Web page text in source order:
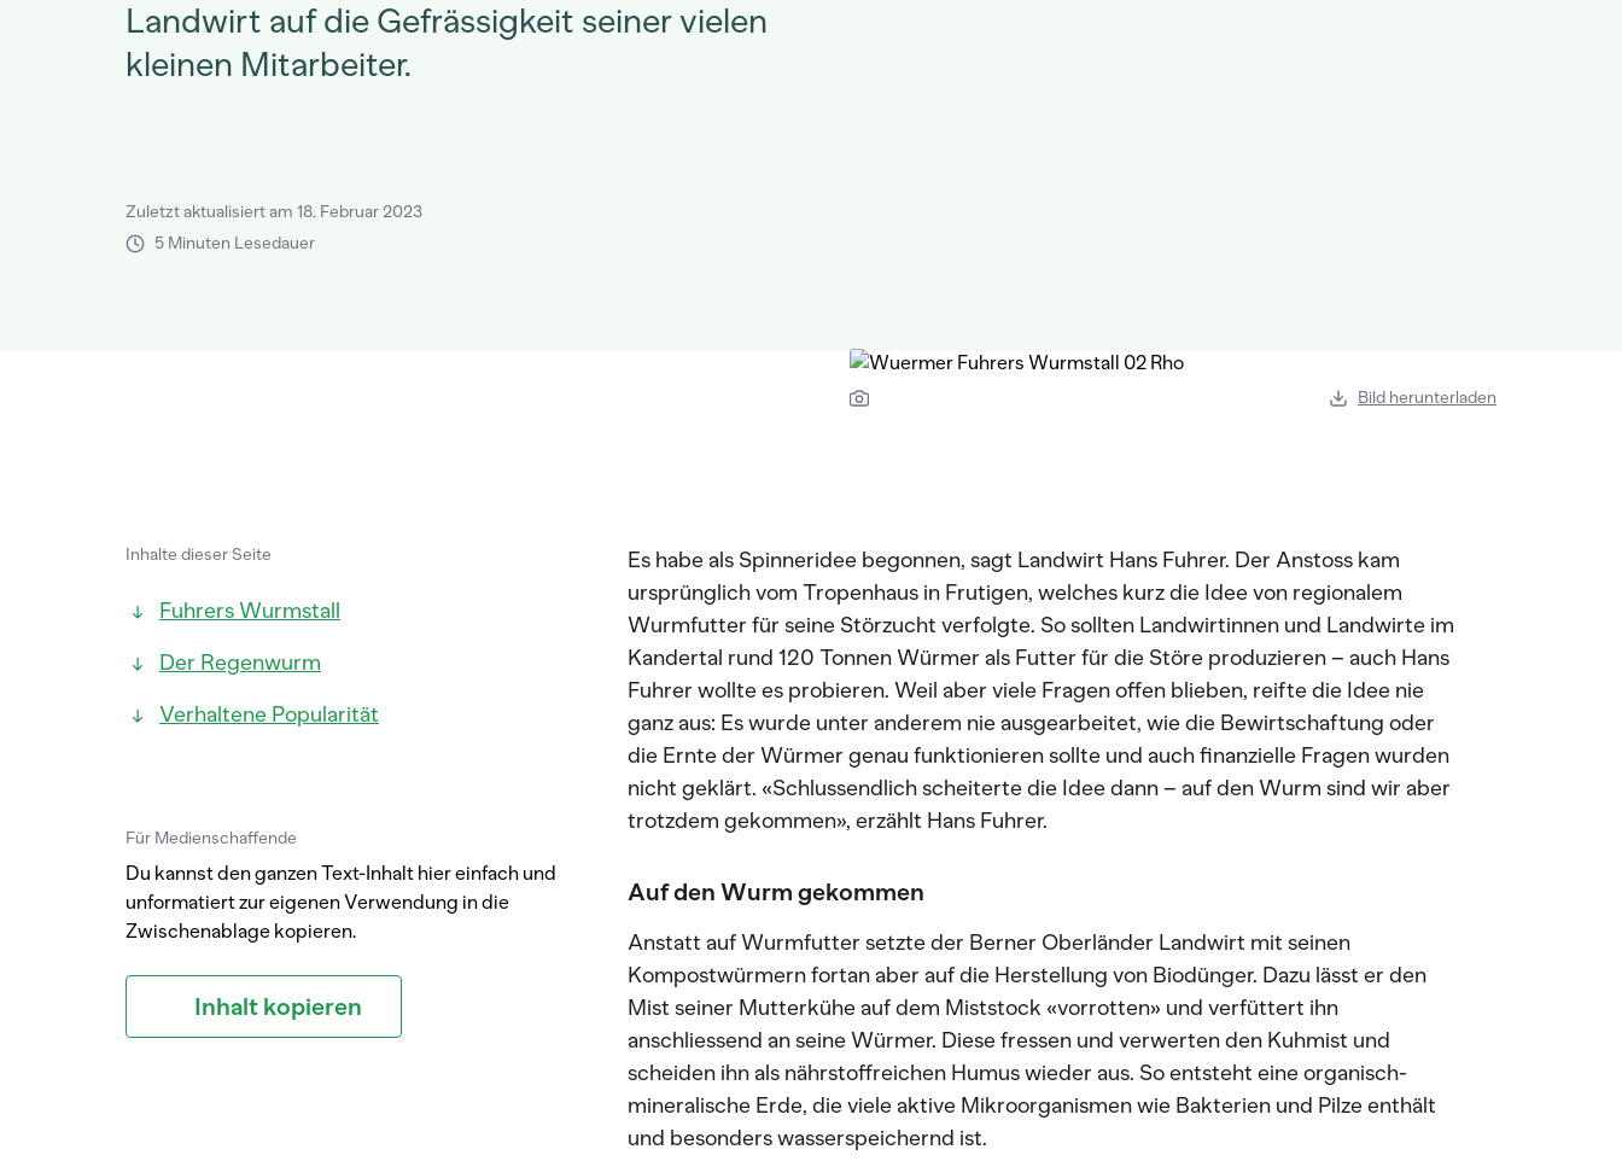
Landwirt auf die Gefrässigkeit seiner vielen
kleinen Mitarbeiter.
Zuletzt aktualisiert am 18. Februar 2023
5 Minuten Lesedauer
Bild herunterladen
Inhalte dieser Seite
Fuhrers Wurmstall
Der Regenwurm
Verhaltene Popularität
Für Medienschaffende
Du kannst den ganzen Text-Inhalt hier einfach und
unformatiert zur eigenen Verwendung in die
Zwischenablage kopieren.
Inhalt kopieren
Es habe als Spinneridee begonnen, sagt Landwirt Hans Fuhrer. Der Anstoss kam
ursprünglich vom Tropenhaus in Frutigen, welches kurz die Idee von regionalem
Wurmfutter für seine Störzucht verfolgte. So sollten Landwirtinnen und Landwirte im
Kandertal rund 120 Tonnen Würmer als Futter für die Störe produzieren – auch Hans
Fuhrer wollte es probieren. Weil aber viele Fragen offen blieben, reifte die Idee nie
ganz aus: Es wurde unter anderem nie ausgearbeitet, wie die Bewirtschaftung oder
die Ernte der Würmer genau funktionieren sollte und auch finanzielle Fragen wurden
nicht geklärt. «Schlussendlich scheiterte die Idee dann – auf den Wurm sind wir aber
trotzdem gekommen», erzählt Hans Fuhrer.
Auf den Wurm gekommen
Anstatt auf Wurmfutter setzte der Berner Oberländer Landwirt mit seinen
Kompostwürmern fortan aber auf die Herstellung von Biodünger. Dazu lässt er den
Mist seiner Mutterkühe auf dem Miststock «vorrotten» und verfüttert ihn
anschliessend an seine Würmer. Diese fressen und verwerten den Kuhmist und
scheiden ihn als nährstoffreichen Humus wieder aus. So entsteht eine organisch-
mineralische Erde, die viele aktive Mikroorganismen wie Bakterien und Pilze enthält
und besonders wasserspeichernd ist.